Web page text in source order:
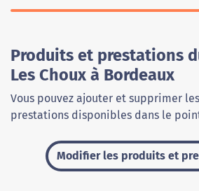
Produits et prestations
Les Choux à Bordeaux
Vous pouvez ajouter et supprimer
prestations disponibles dans le
Modifier les produits et